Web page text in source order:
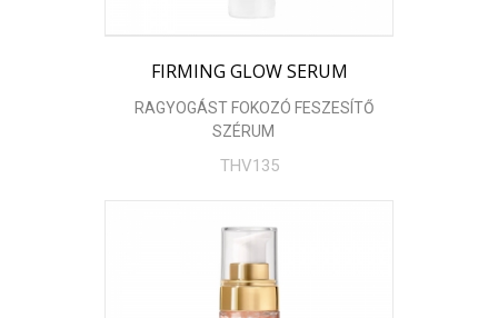
FIRMING GLOW SERUM
RAGYOGÁST FOKOZÓ FESZESÍTŐ
SZÉRUM
THV135